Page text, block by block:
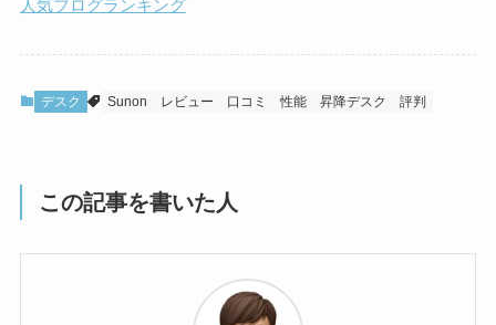
人気ブログランキング
デスク Sunon レビュー 口コミ 性能 昇降デスク 評判
この記事を書いた人